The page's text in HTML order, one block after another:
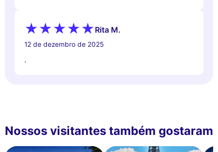
Rita M.
12 de dezembro de 2025
.
Nossos visitantes também gostaram